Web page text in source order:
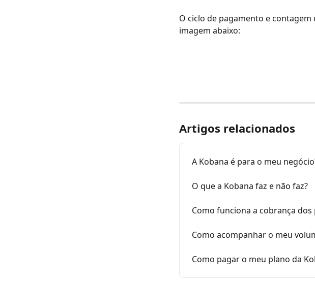
O ciclo de pagamento e
imagem abaixo:
Artigos relacionados
A Kobana é para o meu
O que a Kobana faz e não faz?
Como funciona a cobrança dos
Como acompanhar o meu
Como pagar o meu plano da